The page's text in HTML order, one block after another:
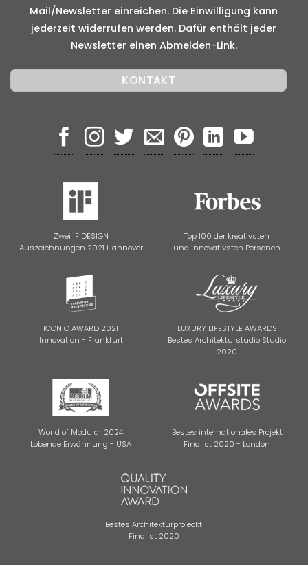
Mail/Newsletter einreichen. Die Einwilligung kann
jederzeit widerrufen werden. Dafür enthält jeder
Newsletter einen Abmelden-Link.
Zwei iF DESIGN
Auszeichnungen 2021 Hannover
Top 100 der kreativsten
und innovativsten Personen
ICONIC AWARD 2021
Innovation - Frankfurt
LUXURY LIFESTYLE AWARDS
Bestes Architekturstudio Studio
2020
World of Modular 2024
Lobende Erwähnung - USA
Bestes internationales Projekt
Finalist 2020 - London
Bestes Architekturprojeckt
Finalist 2020